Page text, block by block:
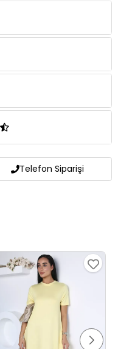
Telefon Siparişi